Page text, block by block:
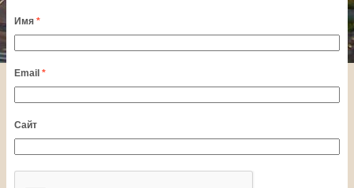
Имя *
Email *
Сайт